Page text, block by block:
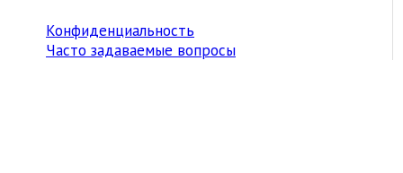
Конфиденциальность
Часто задаваемые вопросы